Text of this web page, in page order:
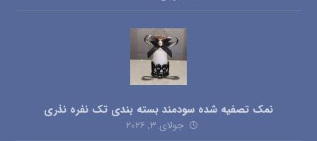
نمک تصفیه شده سودمند بسته بندی تک نفره نذری
جولای ۳, ۲۰۲۶